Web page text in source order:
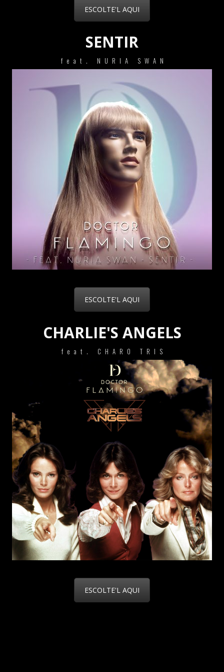
ESCOLTE'L AQUI
SENTIR
feat. NURIA SWAN
ESCOLTE'L AQUI
CHARLIE'S ANGELS
feat. CHARO TRIS
ESCOLTE'L AQUI